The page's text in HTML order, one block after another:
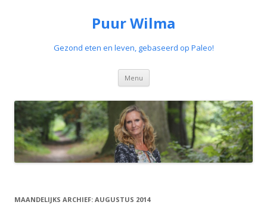
Puur Wilma
Gezond eten en leven, gebaseerd op Paleo!
Menu Spring
de
inhoud
MAANDELIJKS ARCHIEF: AUGUSTUS 2014